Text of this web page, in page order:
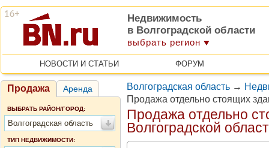
Недвижимость
в Волгоградской области
выбрать регион
НОВОСТИ И СТАТЬИ ФОРУМ
Продажа Аренда
ВЫБРАТЬ РАЙОН/ГОРОД:
Волгоградская область
ТИП НЕДВИЖИМОСТИ:
Волгоградская область →
Продажа отдельно стоящих
Продажа отдельно
Волгоградской